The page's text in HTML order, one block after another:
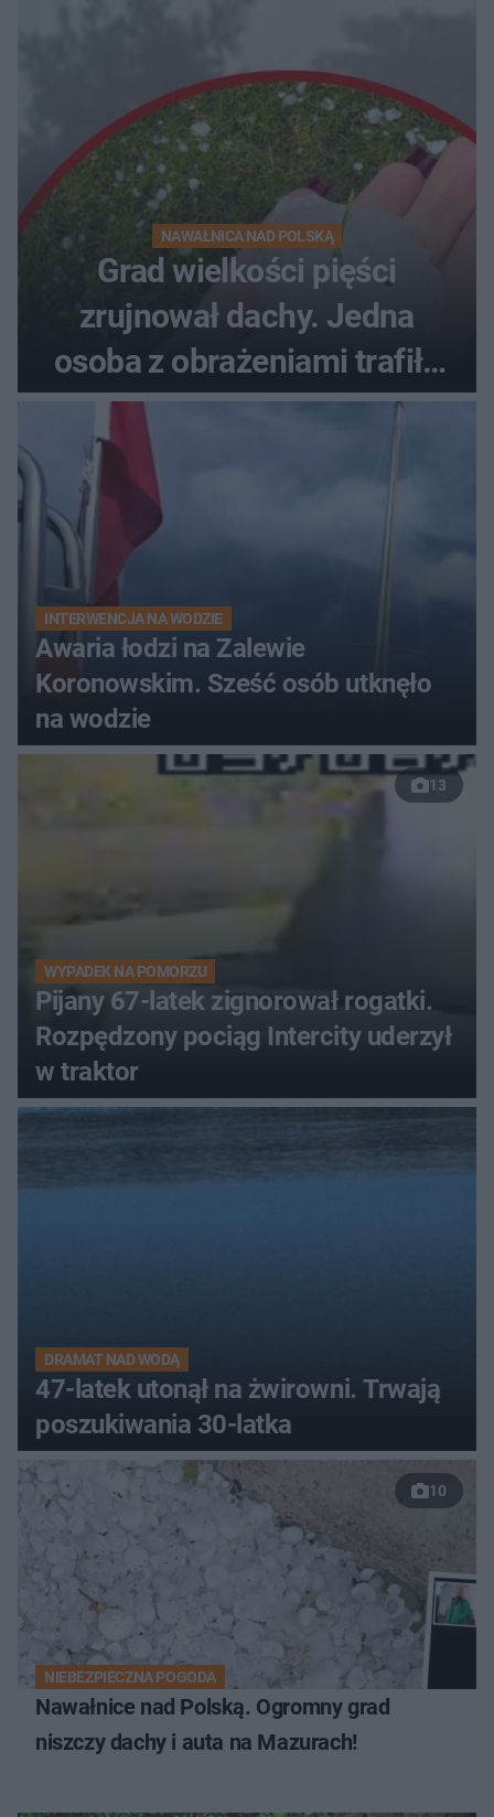
NAWAŁNICA NAD POLSKĄ
Grad wielkości pięści
zrujnował dachy. Jedna
osoba z obrażeniami trafiła
do szpitala
INTERWENCJA NA WODZIE
Awaria łodzi na Zalewie
Koronowskim. Sześć osób utknęło
na wodzie
13
WYPADEK NA POMORZU
Pijany 67-latek zignorował rogatki.
Rozpędzony pociąg Intercity uderzył
w traktor
DRAMAT NAD WODĄ
47-latek utonął na żwirowni. Trwają
poszukiwania 30-latka
10
NIEBEZPIECZNA POGODA
Nawałnice nad Polską. Ogromny grad
niszczy dachy i auta na Mazurach!